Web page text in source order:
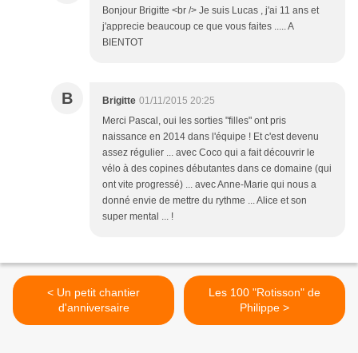
Bonjour Brigitte <br /> Je suis Lucas , j'ai 11 ans et
j'apprecie beaucoup ce que vous faites ..... A
BIENTOT
B Brigitte 01/11/2015 20:25
Merci Pascal, oui les sorties "filles" ont pris
naissance en 2014 dans l'équipe ! Et c'est devenu
assez régulier ... avec Coco qui a fait découvrir le
vélo à des copines débutantes dans ce domaine (qui
ont vite progressé) ... avec Anne-Marie qui nous a
donné envie de mettre du rythme ... Alice et son
super mental ... !
< Un petit chantier
d'anniversaire
Les 100 "Rotisson" de
Philippe >